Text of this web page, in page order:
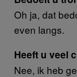
Oh ja, dat
even langs.
Heeft u veel
Nee, ik heb